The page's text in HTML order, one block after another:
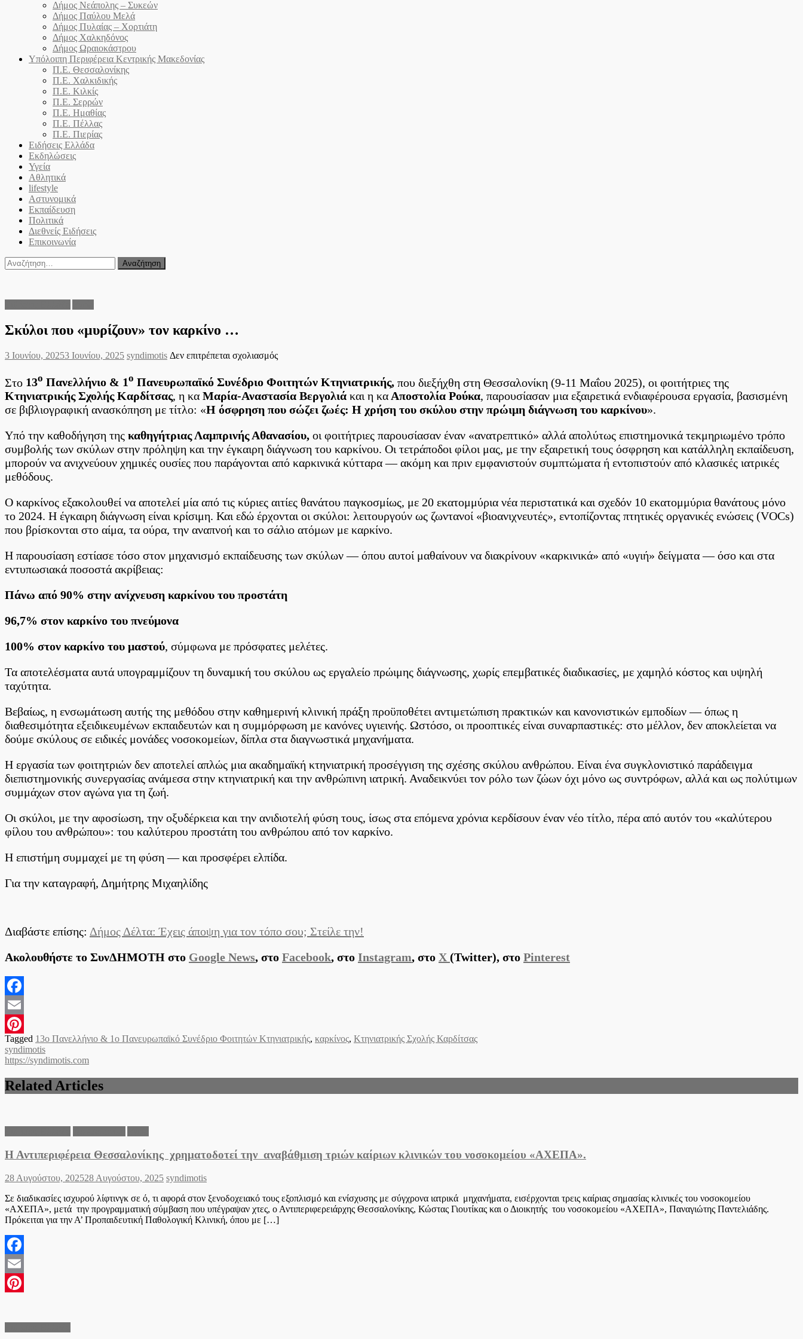
Δήμος Νεάπολης – Συκεών
Δήμος Παύλου Μελά
Δήμος Πυλαίας – Χορτιάτη
Δήμος Χαλκηδόνος
Δήμος Ωραιοκάστρου
Υπόλοιπη Περιφέρεια Κεντρικής Μακεδονίας
Π.Ε. Θεσσαλονίκης
Π.Ε. Χαλκιδικής
Π.Ε. Κιλκίς
Π.Ε. Σερρών
Π.Ε. Ημαθίας
Π.Ε. Πέλλας
Π.Ε. Πιερίας
Ειδήσεις Ελλάδα
Εκδηλώσεις
Υγεία
Αθλητικά
lifestyle
Αστυνομικά
Εκπαίδευση
Πολιτικά
Διεθνείς Ειδήσεις
Επικοινωνία
Αναζήτηση
για:
Σκύλοι που «μυρίζουν» τον καρκίνο …
Posted
3 Ιουνίου, 20253 Ιουνίου, 2025 Author
syndimotis Δεν επιτρέπεται σχολιασμόςστο
«μυρίζουν»
τον
καρκίνο
Στο 13ο Πανελλήνιο & 1ο Πανευρωπαϊκό Συνέδριο Φοιτητών Κτηνιατρικής, που διεξήχθη στη Θεσσαλονίκη (9-11 Μαΐου 2025), οι φοιτήτριες της
Κτηνιατρικής Σχολής Καρδίτσας, η κα Μαρία-Αναστασία Βεργολιά και η καΑποστολία Ρούκα, παρουσίασαν μια εξαιρετικά ενδιαφέρουσα εργασία, βασισμένη
σε βιβλιογραφική ανασκόπηση με τίτλο: «Η όσφρηση που σώζει ζωές: Η χρήση του σκύλου στην πρώιμη διάγνωση του καρκίνου».
Υπό την καθοδήγηση της καθηγήτριας Λαμπρινής Αθανασίου, οι φοιτήτριες παρουσίασαν έναν «ανατρεπτικό» αλλά απολύτως επιστημονικά τεκμηριωμένο τρόπο
συμβολής των σκύλων στην πρόληψη και την έγκαιρη διάγνωση του καρκίνου. Οι τετράποδοι φίλοι μας, με την εξαιρετική τους όσφρηση και κατάλληλη εκπαίδευση,
μπορούν να ανιχνεύουν χημικές ουσίες που παράγονται από καρκινικά κύτταρα — ακόμη και πριν εμφανιστούν συμπτώματα ή εντοπιστούν από κλασικές ιατρικές
μεθόδους.
Ο καρκίνος εξακολουθεί να αποτελεί μία από τις κύριες αιτίες θανάτου παγκοσμίως, με 20 εκατομμύρια νέα περιστατικά και σχεδόν 10 εκατομμύρια θανάτους μόνο
το 2024. Η έγκαιρη διάγνωση είναι κρίσιμη. Και εδώ έρχονται οι σκύλοι: λειτουργούν ως ζωντανοί «βιοανιχνευτές», εντοπίζοντας πτητικές οργανικές ενώσεις (VOCs)
που βρίσκονται στο αίμα, τα ούρα, την αναπνοή και το σάλιο ατόμων με καρκίνο.
Η παρουσίαση εστίασε τόσο στον μηχανισμό εκπαίδευσης των σκύλων — όπου αυτοί μαθαίνουν να διακρίνουν «καρκινικά» από «υγιή» δείγματα — όσο και στα
εντυπωσιακά ποσοστά ακρίβειας:
Πάνω από 90% στην ανίχνευση καρκίνου του προστάτη
96,7% στον καρκίνο του πνεύμονα
100% στον καρκίνο του μαστού, σύμφωνα με πρόσφατες μελέτες.
Τα αποτελέσματα αυτά υπογραμμίζουν τη δυναμική του σκύλου ως εργαλείο πρώιμης διάγνωσης, χωρίς επεμβατικές διαδικασίες, με χαμηλό κόστος και υψηλή
ταχύτητα.
Βεβαίως, η ενσωμάτωση αυτής της μεθόδου στην καθημερινή κλινική πράξη προϋποθέτει αντιμετώπιση πρακτικών και κανονιστικών εμποδίων — όπως η
διαθεσιμότητα εξειδικευμένων εκπαιδευτών και η συμμόρφωση με κανόνες υγιεινής. Ωστόσο, οι προοπτικές είναι συναρπαστικές: στο μέλλον, δεν αποκλείεται να
δούμε σκύλους σε ειδικές μονάδες νοσοκομείων, δίπλα στα διαγνωστικά μηχανήματα.
Η εργασία των φοιτητριών δεν αποτελεί απλώς μια ακαδημαϊκή κτηνιατρική προσέγγιση της σχέσης σκύλου ανθρώπου. Είναι ένα συγκλονιστικό παράδειγμα
διεπιστημονικής συνεργασίας ανάμεσα στην κτηνιατρική και την ανθρώπινη ιατρική. Αναδεικνύει τον ρόλο των ζώων όχι μόνο ως συντρόφων, αλλά και ως πολύτιμων
συμμάχων στον αγώνα για τη ζωή.
Οι σκύλοι, με την αφοσίωση, την οξυδέρκεια και την ανιδιοτελή φύση τους, ίσως στα επόμενα χρόνια κερδίσουν έναν νέο τίτλο, πέρα από αυτόν του «καλύτερου
φίλου του ανθρώπου»: του καλύτερου προστάτη του ανθρώπου από τον καρκίνο.
Η επιστήμη συμμαχεί με τη φύση — και προσφέρει ελπίδα.
Για την καταγραφή, Δημήτρης Μιχαηλίδης
Διαβάστε επίσης: Δήμος Δέλτα: Έχεις άποψη για τον τόπο σου; Στείλε την!
Ακολουθήστε το ΣυνΔΗΜΟΤΗ στο Google News, στο Facebook, στο Instagram, στο X (Twitter), στο Pinterest
Facebook
Email
Pinterest
Tagged 13ο Πανελλήνιο & 1ο Πανευρωπαϊκό Συνέδριο Φοιτητών Κτηνιατρικής, καρκίνος, Κτηνιατρικής Σχολής Καρδίτσας
syndimotis
https://syndimotis.com
Related Articles
Η Αντιπεριφέρεια Θεσσαλονίκης χρηματοδοτεί την αναβάθμιση τριών καίριων κλινικών του νοσοκομείου «ΑΧΕΠΑ».
Posted
28 Αυγούστου, 202528 Αυγούστου, 2025 Author
syndimotis
Σε διαδικασίες ισχυρού λίφτινγκ σε ό, τι αφορά στον ξενοδοχειακό τους εξοπλισμό και ενίσχυσης με σύγχρονα ιατρικά μηχανήματα, εισέρχονται τρεις καίριας σημασίας κλινικές του νοσοκομείου
«ΑΧΕΠΑ», μετά την προγραμματική σύμβαση που υπέγραψαν χτες, ο Αντιπεριφερειάρχης Θεσσαλονίκης, Κώστας Γιουτίκας και ο Διοικητής του νοσοκομείου «ΑΧΕΠΑ», Παναγιώτης Παντελιάδης.
Πρόκειται για την Α’ Προπαιδευτική Παθολογική Κλινική, όπου με […]
Facebook
Email